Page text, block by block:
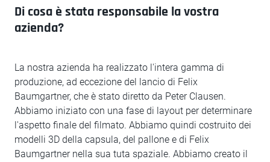
Di cosa è stata responsabile la vostra
azienda?
La nostra azienda ha realizzato l'intera gamma di
produzione, ad eccezione del lancio di Felix
Baumgartner, che è stato diretto da Peter Clausen.
Abbiamo iniziato con una fase di layout per determinare
l'aspetto finale del filmato. Abbiamo quindi costruito dei
modelli 3D della capsula, del pallone e di Felix
Baumgartner nella sua tuta spaziale. Abbiamo creato il